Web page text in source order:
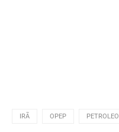
IRÃ OPEP PETROLEO